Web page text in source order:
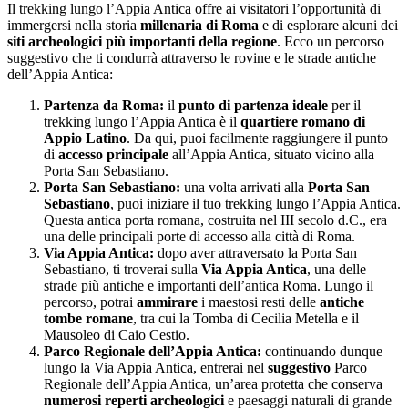
Il trekking lungo l’Appia Antica offre ai visitatori l’opportunità di
immergersi nella storia millenaria di Roma e di esplorare alcuni dei
siti archeologici più importanti della regione. Ecco un percorso
suggestivo che ti condurrà attraverso le rovine e le strade antiche
dell’Appia Antica:
Partenza da Roma: il punto di partenza ideale per il
trekking lungo l’Appia Antica è il quartiere romano di
Appio Latino. Da qui, puoi facilmente raggiungere il punto
di accesso principale all’Appia Antica, situato vicino alla
Porta San Sebastiano.
Porta San Sebastiano: una volta arrivati alla Porta San
Sebastiano, puoi iniziare il tuo trekking lungo l’Appia Antica.
Questa antica porta romana, costruita nel III secolo d.C., era
una delle principali porte di accesso alla città di Roma.
Via Appia Antica: dopo aver attraversato la Porta San
Sebastiano, ti troverai sulla Via Appia Antica, una delle
strade più antiche e importanti dell’antica Roma. Lungo il
percorso, potrai ammirare i maestosi resti delle antiche
tombe romane, tra cui la Tomba di Cecilia Metella e il
Mausoleo di Caio Cestio.
Parco Regionale dell’Appia Antica: continuando dunque
lungo la Via Appia Antica, entrerai nel suggestivo Parco
Regionale dell’Appia Antica, un’area protetta che conserva
numerosi reperti archeologici e paesaggi naturali di grande